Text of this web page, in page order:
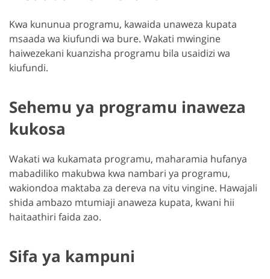
Kwa kununua programu, kawaida unaweza kupata
msaada wa kiufundi wa bure. Wakati mwingine
haiwezekani kuanzisha programu bila usaidizi wa
kiufundi.
Sehemu ya programu inaweza
kukosa
Wakati wa kukamata programu, maharamia hufanya
mabadiliko makubwa kwa nambari ya programu,
wakiondoa maktaba za dereva na vitu vingine. Hawajali
shida ambazo mtumiaji anaweza kupata, kwani hii
haitaathiri faida zao.
Sifa ya kampuni